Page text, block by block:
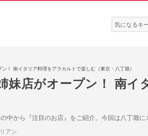
検
索:
！ 南イタリア料理をアラカルトで楽しむ（東京・八丁堀）
妹店がオープン！ 南
中から『注目のお店』をご紹介。今回は八丁堀
アン